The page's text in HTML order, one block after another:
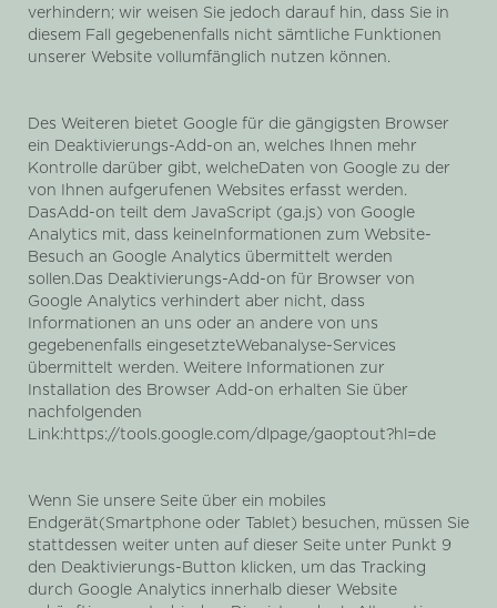
verhindern; wir weisen Sie jedoch darauf hin, dass Sie in
diesem Fall gegebenenfalls nicht sämtliche Funktionen
unserer Website vollumfänglich nutzen können.
Des Weiteren bietet Google für die gängigsten Browser
ein Deaktivierungs-Add-on an, welches Ihnen mehr
Kontrolle darüber gibt, welcheDaten von Google zu der
von Ihnen aufgerufenen Websites erfasst werden.
DasAdd-on teilt dem JavaScript (ga.js) von Google
Analytics mit, dass keineInformationen zum Website-
Besuch an Google Analytics übermittelt werden
sollen.Das Deaktivierungs-Add-on für Browser von
Google Analytics verhindert aber nicht, dass
Informationen an uns oder an andere von uns
gegebenenfalls eingesetzteWebanalyse-Services
übermittelt werden. Weitere Informationen zur
Installation des Browser Add-on erhalten Sie über
nachfolgenden
Link:https://tools.google.com/dlpage/gaoptout?hl=de
Wenn Sie unsere Seite über ein mobiles
Endgerät(Smartphone oder Tablet) besuchen, müssen Sie
stattdessen weiter unten auf dieser Seite unter Punkt 9
den Deaktivierungs-Button klicken, um das Tracking
durch Google Analytics innerhalb dieser Website